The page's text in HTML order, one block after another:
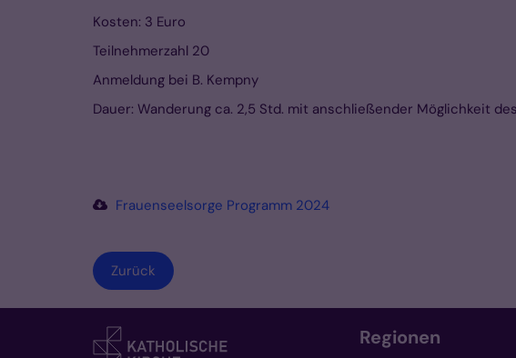
Kosten: 3 Euro
Teilnehmerzahl 20
Anmeldung bei B. Kempny
Dauer: Wanderung ca. 2,5 Std. mit anschließender Möglichkeit
Frauenseelsorge Programm 2024
Zurück
Regionen